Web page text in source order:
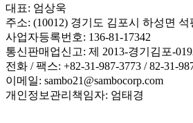
대표: 엄상욱
주소: (10012) 경기도 김포시 하성면 석
사업자등록번호: 136-81-17342
통신판매업신고: 제 2013-경기김포-
전화 / 팩스: +82-31-987-3773 / 82-31-
이메일: sambo21@sambocorp.com
개인정보관리책임자: 엄태경